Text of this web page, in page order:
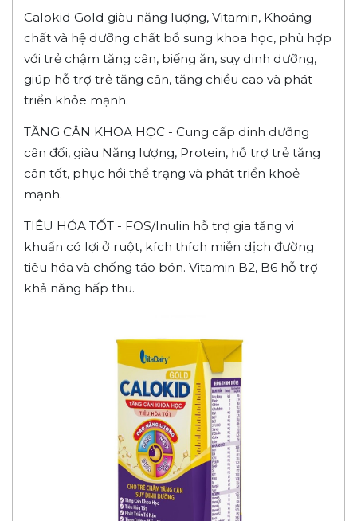
Calokid Gold giàu năng lượng, Vitamin, Khoáng
chất và hệ dưỡng chất bổ sung khoa học, phù hợp
với trẻ chậm tăng cân, biếng ăn, suy dinh dưỡng,
giúp hỗ trợ trẻ tăng cân, tăng chiều cao và phát
triển khỏe mạnh.
TĂNG CÂN KHOA HỌC - Cung cấp dinh dưỡng
cân đối, giàu Năng lượng, Protein, hỗ trợ trẻ tăng
cân tốt, phục hồi thể trạng và phát triển khoẻ
mạnh.
TIÊU HÓA TỐT - FOS/Inulin hỗ trợ gia tăng vi
khuẩn có lợi ở ruột, kích thích miễn dịch đường
tiêu hóa và chống táo bón. Vitamin B2, B6 hỗ trợ
khả năng hấp thu.